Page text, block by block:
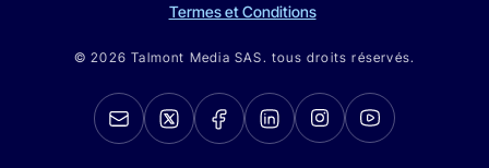
Termes et Conditions
© 2026 Talmont Media SAS. tous droits réservés.